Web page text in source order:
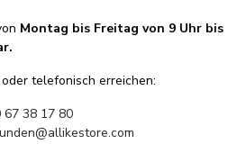
Montag bis Freitag von 9 Uhr bis
telefonisch erreichen:
67 38 17 80